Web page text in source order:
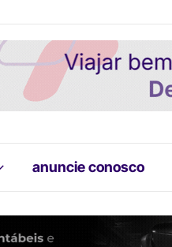
anuncie conosco